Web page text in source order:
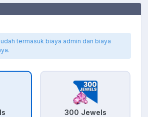
termasuk biaya admin dan biaya
300 Jewels